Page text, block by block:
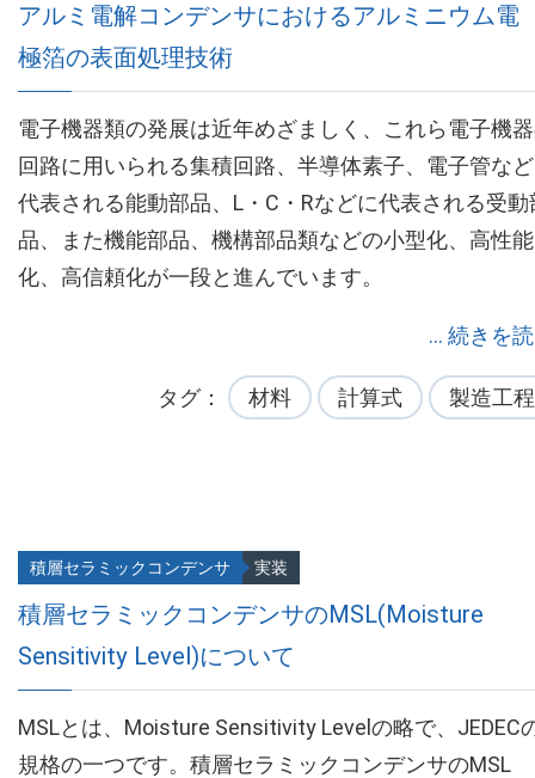
アルミ電解コンデンサにおけるアルミニウム電
極箔の表面処理技術
電子機器類の発展は近年めざましく、これら電子機
回路に用いられる集積回路、半導体素子、電子管な
代表される能動部品、L・C・Rなどに代表される受動
品、また機能部品、機構部品類などの小型化、高性能
化、高信頼化が一段と進んでいます。
... 続きを
タグ 材料 計算式 製造工程
積層セラミックコンデンサのMSL(Moisture
Sensitivity Level)について
積層セラミックコンデンサ 実装
MSLとは、Moisture Sensitivity Levelの略で、JEDEC
規格の一つです。積層セラミックコンデンサのMSL